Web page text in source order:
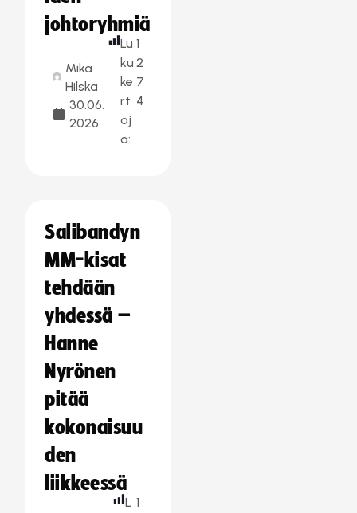
johtoryhmiä
Mika
Hilska
30.06.
2026
Lu
ku
ke
rt
oj
a:
1
2
7
4
Salibandyn
MM-kisat
tehdään
yhdessä –
Hanne
Nyrönen
pitää
kokonaisuu
den
liikkeessä
L 1